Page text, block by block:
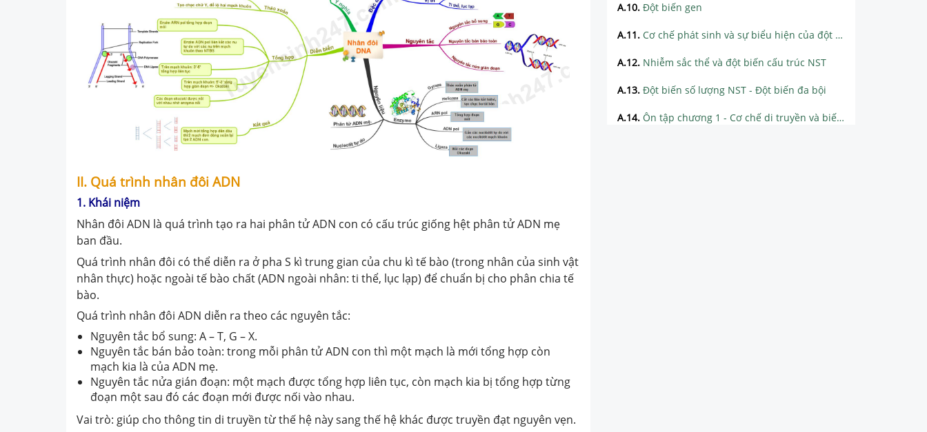
II. Quá trình nhân đôi ADN
1. Khái niệm
Nhân đôi ADN là quá trình tạo ra hai phân tử ADN con có cấu trúc giống hệt phân tử ADN mẹ
ban đầu.
Quá trình nhân đôi có thể diễn ra ở pha S kì trung gian của chu kì tế bào (trong nhân của sinh vật
nhân thực) hoặc ngoài tế bào chất (ADN ngoài nhân: ti thể, lục lạp) để chuẩn bị cho phân chia tế
bào.
Quá trình nhân đôi ADN diễn ra theo các nguyên tắc:
Nguyên tắc bổ sung: A – T, G – X.
Nguyên tắc bán bảo toàn: trong mỗi phân tử ADN con thì một mạch là mới tổng hợp còn
mạch kia là của ADN mẹ.
Nguyên tắc nửa gián đoạn: một mạch được tổng hợp liên tục, còn mạch kia bị tổng hợp từng
đoạn một sau đó các đoạn mới được nối vào nhau.
Vai trò: giúp cho thông tin di truyền từ thế hệ này sang thế hệ khác được truyền đạt nguyên vẹn.
A.10. Đột biến gen
A.11. Cơ chế phát sinh và sự biểu hiện của đột biến gen
A.12. Nhiễm sắc thể và đột biến cấu trúc NST
A.13. Đột biến số lượng NST - Đột biến đa bội
A.14. Ôn tập chương 1 - Cơ chế di truyền và biến dị